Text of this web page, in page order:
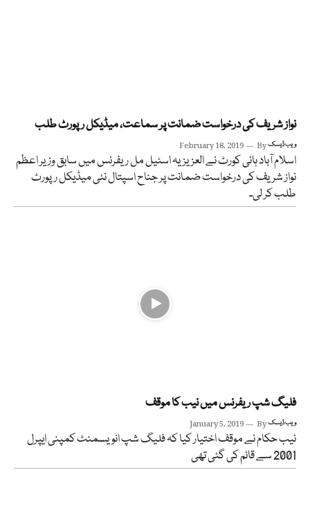
نواز شریف کی درخواست ضمانت پر سماعت، میڈیکل رپورٹ طلب
February 18, 2019 Byویب ڈیسک
اسلام آباد ہائی کورٹ نے العزیزیہ اسٹیل مل ریفرنس میں سابق وزیر اعظم
نواز شریف کی درخواست ضمانت پر جناح اسپتال نئی میڈیکل رپورٹ
طلب کر لی۔
فلیگ شپ ریفرنس میں نیب کا موقف
January 5, 2019 Byویب ڈیسک
نیب حکام نے موقف اختیار کیا کہ فلیگ شپ انویسمنٹ کمپنی ایپرل
2001 سے قائم کی گئی تھی